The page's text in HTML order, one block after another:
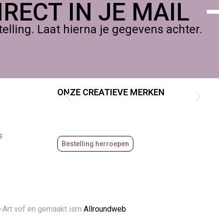
kleur, uniformiteit en frisheid, zonder concessies te
IN JE MAIL
Laat hierna je gegevens achter.
ONZE CREATIEVE MERKEN
Bestelling herroepen
vof en gemaakt ism Allroundweb